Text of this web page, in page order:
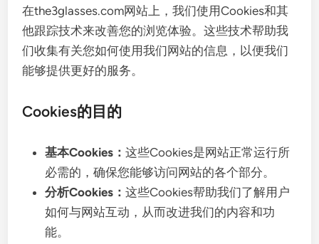
在the3glasses.com网站上，我们使用Cookies和其
他跟踪技术来改善您的浏览体验。这些技术帮助我
们收集有关您如何使用我们网站的信息，以便我们
能够提供更好的服务。
Cookies的目的
基本Cookies：这些Cookies是网站正常运行所
必需的，确保您能够访问网站的各个部分。
分析Cookies：这些Cookies帮助我们了解用户
如何与网站互动，从而改进我们的内容和功
能。